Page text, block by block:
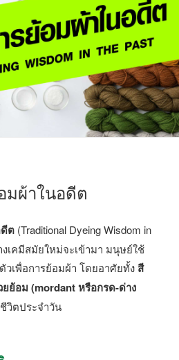
ผ้าในอดีต
ต (Traditional Dyeing Wisdom in
เคมีสมัยใหม่จะเข้ามา มนุษย์ใช้
วเพื่อการย้อมผ้า โดยอาศัยทั้ง สี
ยย้อม (mordant หรือกรด-ด่าง
วิตประจำวัน